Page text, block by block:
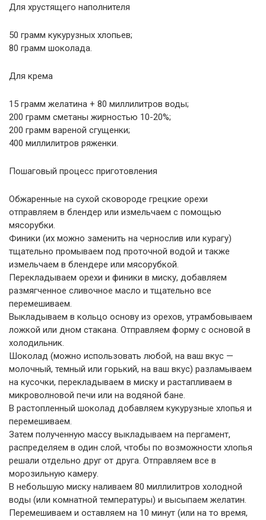
Для хрустящего наполнителя
50 грамм кукурузных хлопьев;
80 грамм шоколада.
Для крема
15 грамм желатина + 80 миллилитров воды;
200 грамм сметаны жирностью 10-20%;
200 грамм вареной сгущенки;
400 миллилитров ряженки.
Пошаговый процесс приготовления
Обжаренные на сухой сковороде грецкие орехи
отправляем в блендер или измельчаем с помощью
мясорубки.
Финики (их можно заменить на чернослив или курагу)
тщательно промываем под проточной водой и также
измельчаем в блендере или мясорубкой.
Перекладываем орехи и финики в миску, добавляем
размягченное сливочное масло и тщательно все
перемешиваем.
Выкладываем в кольцо основу из орехов, утрамбовываем
ложкой или дном стакана. Отправляем форму с основой в
холодильник.
Шоколад (можно использовать любой, на ваш вкус —
молочный, темный или горький, на ваш вкус) разламываем
на кусочки, перекладываем в миску и растапливаем в
микроволновой печи или на водяной бане.
В растопленный шоколад добавляем кукурузные хлопья и
перемешиваем.
Затем полученную массу выкладываем на пергамент,
распределяем в один слой, чтобы по возможности хлопья
решали отдельно друг от друга. Отправляем все в
морозильную камеру.
В небольшую миску наливаем 80 миллилитров холодной
воды (или комнатной температуры) и высыпаем желатин.
Перемешиваем и оставляем на 10 минут (или на то время,